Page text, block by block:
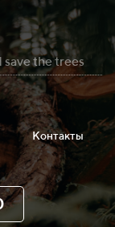
the trees
Контакты